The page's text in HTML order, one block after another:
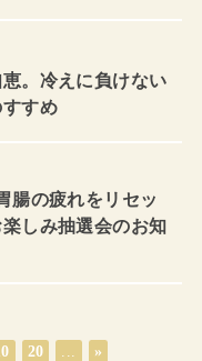
。冷えに負けない
すすめ
腸の疲れをリセッ
楽しみ抽選会のお知
20 »